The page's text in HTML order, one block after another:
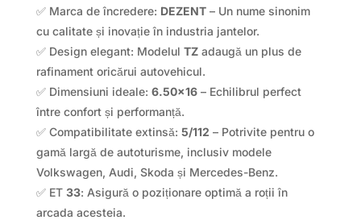
✅ Marca de încredere: DEZENT– Un nume sinonim
cu calitate și inovație în industria jantelor.
✅ Design elegant: Modelul TZadaugă un plus de
rafinament oricărui autovehicul.
✅ Dimensiuni ideale: 6.50×16– Echilibrul perfect
între confort și performanță.
✅ Compatibilitate extinsă: 5/112 – Potrivite pentru o
gamă largă de autoturisme, inclusiv modele
Volkswagen, Audi, Skoda și Mercedes-Benz.
✅ ET 33: Asigură o poziționare optimă a roții în
arcada acesteia.